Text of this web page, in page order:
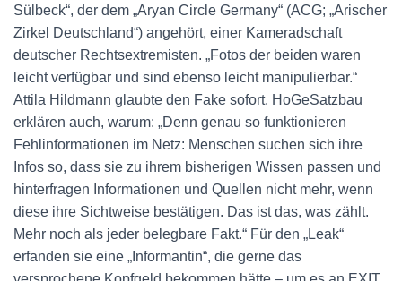
Sülbeck“, der dem „Aryan Circle Germany“ (ACG; „Arischer
Zirkel Deutschland“) angehört, einer Kameradschaft
deutscher Rechtsextremisten. „Fotos der beiden waren
leicht verfügbar und sind ebenso leicht manipulierbar.“
Attila Hildmann glaubte den Fake sofort. HoGeSatzbau
erklären auch, warum: „Denn genau so funktionieren
Fehlinformationen im Netz: Menschen suchen sich ihre
Infos so, dass sie zu ihrem bisherigen Wissen passen und
hinterfragen Informationen und Quellen nicht mehr, wenn
diese ihre Sichtweise bestätigen. Das ist das, was zählt.
Mehr noch als jeder belegbare Fakt.“ Für den „Leak“
erfanden sie eine „Informantin“, die gerne das